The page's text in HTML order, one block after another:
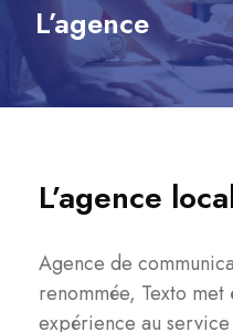
L’agence
L’agence
Agence de
renommée, Texto met
expérience au